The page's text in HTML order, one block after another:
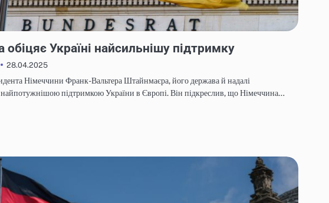
обіцяє Україні найсильнішу підтримку
28.04.2025
Німеччини Франк-Вальтера Штайнмаєра, його держава й надалі
підтримкою України в Європі. Він підкреслив, що Німеччина…